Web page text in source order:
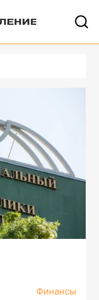
Финансы